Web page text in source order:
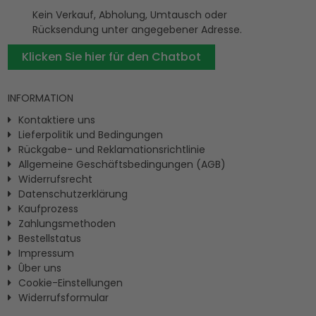
Kein Verkauf, Abholung, Umtausch oder
Rücksendung unter angegebener Adresse.
Klicken Sie hier für den Chatbot
INFORMATION
Kontaktiere uns
Lieferpolitik und Bedingungen
Rückgabe- und Reklamationsrichtlinie
Allgemeine Geschäftsbedingungen (AGB)
Widerrufsrecht
Datenschutzerklärung
Kaufprozess
Zahlungsmethoden
Bestellstatus
Impressum
Ûber uns
Cookie-Einstellungen
Widerrufsformular